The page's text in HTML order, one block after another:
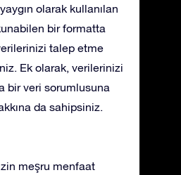
yaygın olarak kullanılan
bir formatta
talep etme
Ek olarak, verilerinizi
bir veri sorumlusuna
da sahipsiniz.
meşru menfaat